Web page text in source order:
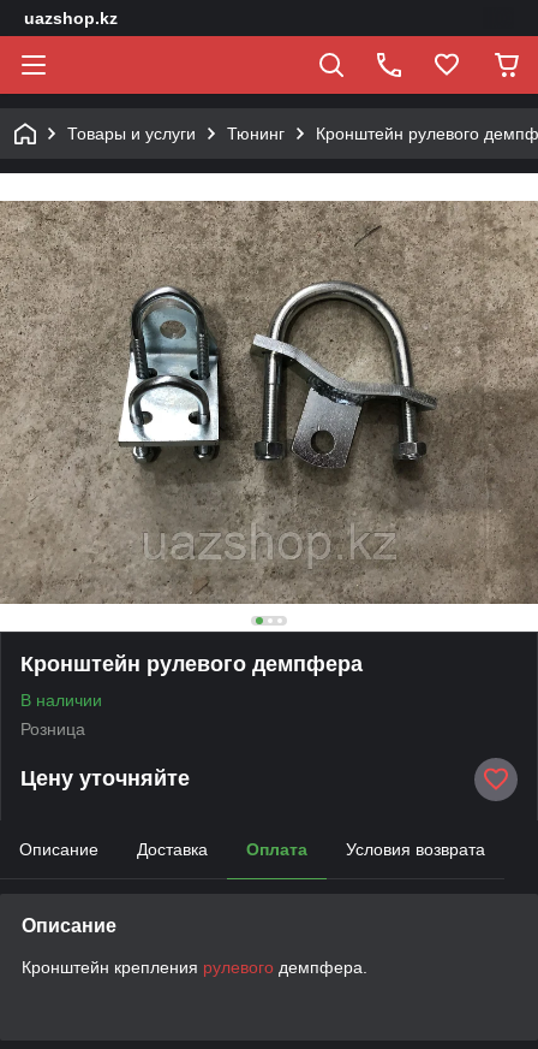
uazshop.kz
Товары и услуги Тюнинг Кронштейн рулевого
Кронштейн рулевого демпфера
В наличии
Розница
Цену уточняйте
Описание Доставка Оплата Условия возврата
Описание
Кронштейн крепления рулевого демпфера.